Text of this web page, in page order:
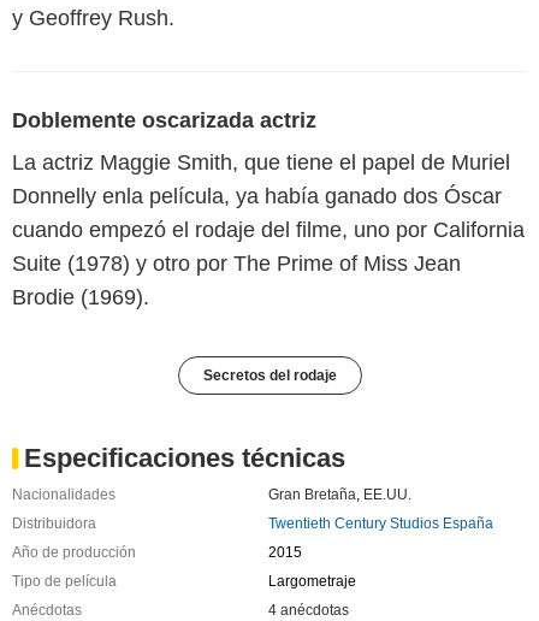
y Geoffrey Rush.
Doblemente oscarizada actriz
La actriz Maggie Smith, que tiene el papel de Muriel
Donnelly enla película, ya había ganado dos Óscar
cuando empezó el rodaje del filme, uno por California
Suite (1978) y otro por The Prime of Miss Jean
Brodie (1969).
Secretos del rodaje
Especificaciones técnicas
Nacionalidades Gran Bretaña, EE.UU.
Distribuidora
Twentieth Century Studios España
Año de producción
2015
Tipo de película
Largometraje
Anécdotas
4 anécdotas